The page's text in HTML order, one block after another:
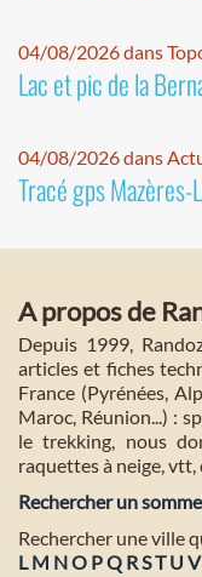
04/08/2026 dans
Lac et pic de la
04/08/2026 dans
Tracé gps Mazères-
A propos de
Depuis 1999,
articles et fiches
France (Pyrénées,
Maroc, Réunion...) :
le trekking, nous
raquettes à neige,
Rechercher un
Rechercher une ville
L M NO PQ RST U V